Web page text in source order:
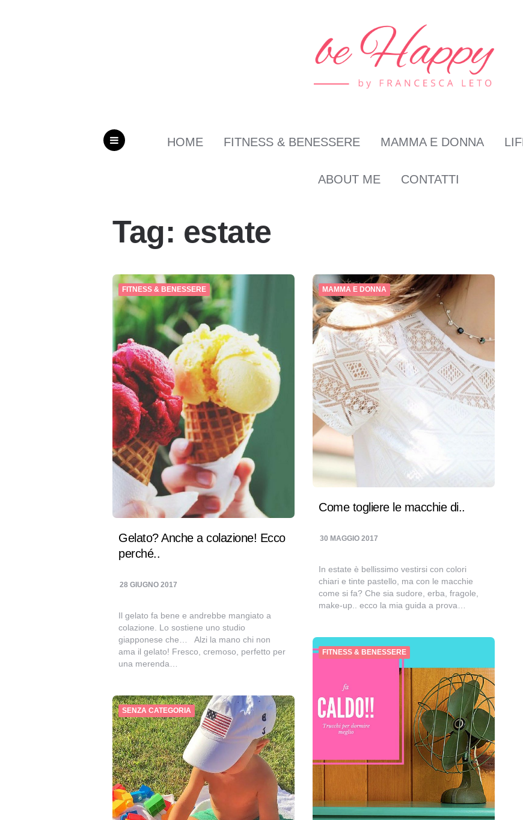
HOME FITNESS & BENESSERE MAMMA E DONNA
ABOUT ME
CONTATTI
Tag: estate
FITNESS & BENESSERE
Gelato? Anche a colazione! Ecco
perché..
28 GIUGNO 2017
Il gelato fa bene e andrebbe mangiato a
colazione. Lo sostiene uno studio
giapponese che… Alzi la mano chi non
ama il gelato! Fresco, cremoso, perfetto per
una merenda…
MAMMA E DONNA
Come togliere le macchie di..
30 MAGGIO 2017
In estate è bellissimo vestirsi con colori
chiari e tinte pastello, ma con le macchie
come si fa? Che sia sudore, erba, fragole,
make-up.. ecco la mia guida a prova…
FITNESS & BENESSERE
SENZA CATEGORIA